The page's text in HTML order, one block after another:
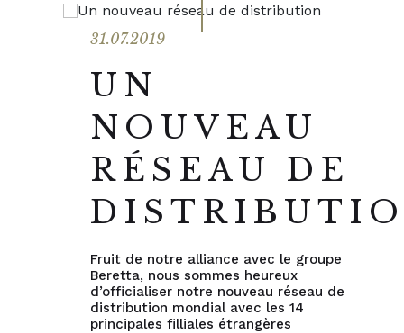
31.07.2019
UN
NOUVEAU
RÉSEAU DE
Fruit de notre alliance avec le groupe
Beretta, nous sommes heureux
d’officialiser notre nouveau réseau de
distribution mondial avec les 14
principales filliales étrangères